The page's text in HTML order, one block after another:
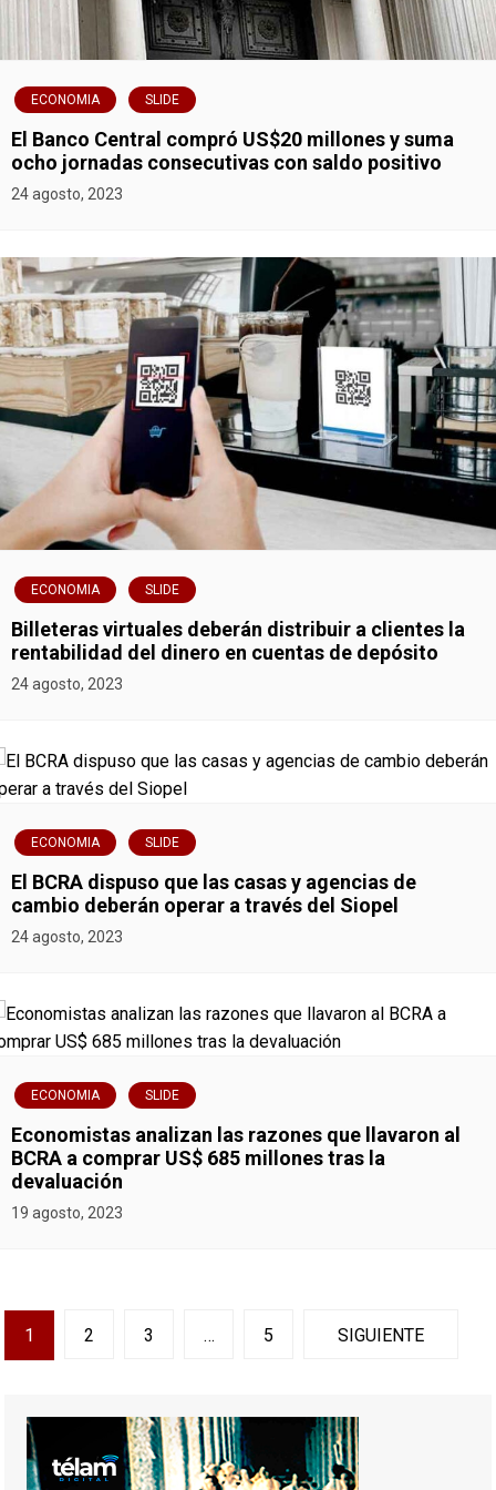
ECONOMIA SLIDE
El Banco Central compró US$20 millones y suma
ocho jornadas consecutivas con saldo positivo
24 agosto, 2023
ECONOMIA SLIDE
Billeteras virtuales deberán distribuir a clientes la
rentabilidad del dinero en cuentas de depósito
24 agosto, 2023
ECONOMIA SLIDE
El BCRA dispuso que las casas y agencias de
cambio deberán operar a través del Siopel
24 agosto, 2023
ECONOMIA SLIDE
Economistas analizan las razones que llavaron al
BCRA a comprar US$ 685 millones tras la
devaluación
19 agosto, 2023
N
1 2 3 … 5 SIGUIENTE